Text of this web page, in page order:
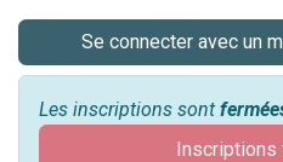
Se connecter avec un
Les inscriptions sont
Inscriptions